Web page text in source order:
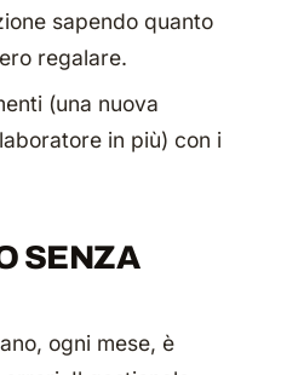
sapendo quanto
regalare.
(una nuova
in più) con i
SENZA
ogni mese, è